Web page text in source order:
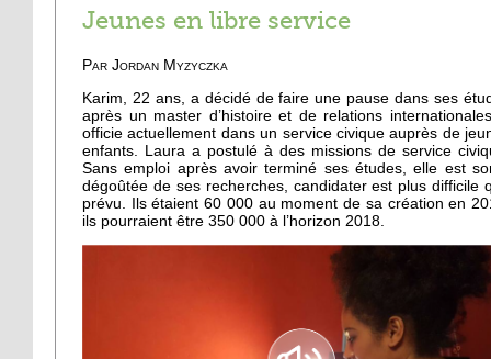
Jeunes en libre service
Par Jordan Myzyczka
Karim, 22 ans, a décidé de faire une pause dans ses
après un master d’histoire et de relations
officie actuellement dans un service civique auprès de
enfants. Laura a postulé à des missions de service
Sans emploi après avoir terminé ses études, elle est
dégoûtée de ses recherches, candidater est plus difficile
prévu. Ils étaient 60 000 au moment de sa création en
ils pourraient être 350 000 à l’horizon 2018.